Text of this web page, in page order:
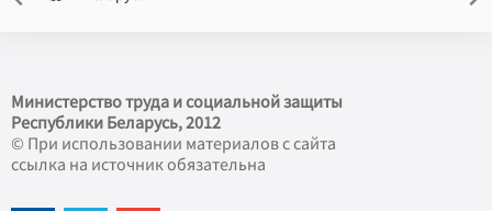
Министерство труда и социальной защиты
Республики Беларусь, 2012
© При использовании материалов с сайта
ссылка на источник обязательна